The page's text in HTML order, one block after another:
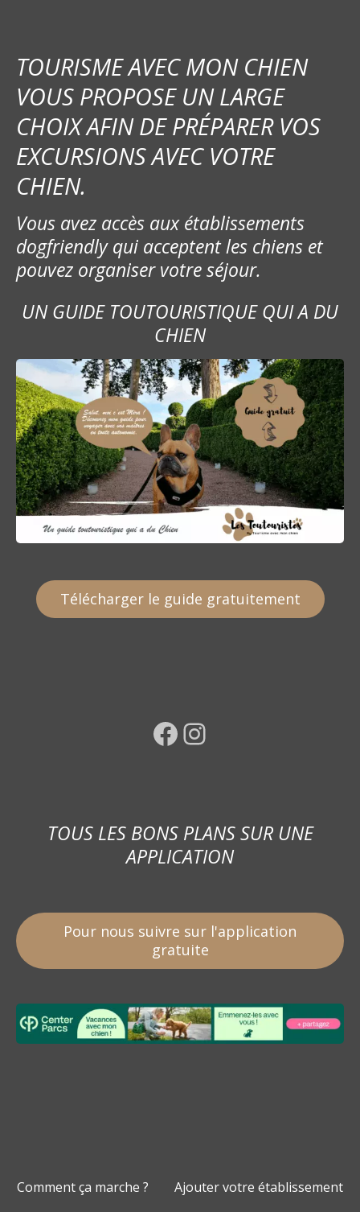
TOURISME AVEC MON CHIEN
VOUS PROPOSE UN LARGE
CHOIX AFIN DE PRÉPARER VOS
EXCURSIONS AVEC VOTRE
CHIEN.
Vous avez accès aux établissements
dogfriendly qui acceptent les chiens et
pouvez organiser votre séjour.
UN GUIDE TOUTOURISTIQUE QUI A DU
CHIEN
Télécharger le guide gratuitement
Facebook Instagram
TOUS LES BONS PLANS SUR UNE
APPLICATION
Pour nous suivre sur l'application
gratuite
Comment ça marche ?
Ajouter votre établissement